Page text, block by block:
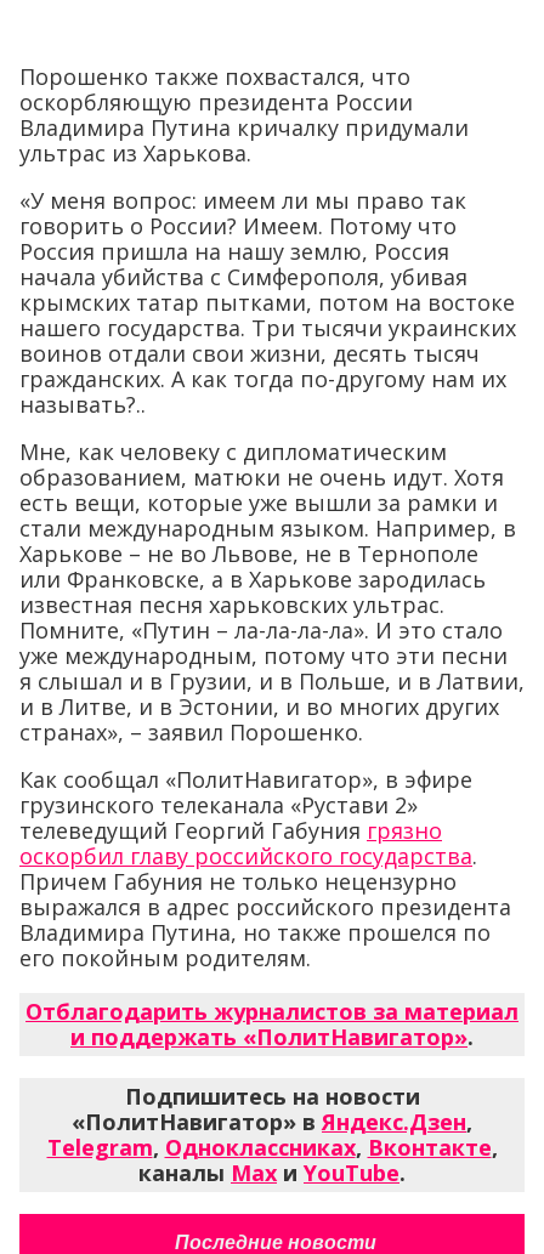
Порошенко также похвастался, что
оскорбляющую президента России
Владимира Путина кричалку придумали
ультрас из Харькова.
«У меня вопрос: имеем ли мы право так
говорить о России? Имеем. Потому что
Россия пришла на нашу землю, Россия
начала убийства с Симферополя, убивая
крымских татар пытками, потом на востоке
нашего государства. Три тысячи украинских
воинов отдали свои жизни, десять тысяч
гражданских. А как тогда по-другому нам их
называть?..
Мне, как человеку с дипломатическим
образованием, матюки не очень идут. Хотя
есть вещи, которые уже вышли за рамки и
стали международным языком. Например, в
Харькове – не во Львове, не в Тернополе
или Франковске, а в Харькове зародилась
известная песня харьковских ультрас.
Помните, «Путин – ла-ла-ла-ла». И это стало
уже международным, потому что эти песни
я слышал и в Грузии, и в Польше, и в Латвии,
и в Литве, и в Эстонии, и во многих других
странах», – заявил Порошенко.
Как сообщал «ПолитНавигатор», в эфире
грузинского телеканала «Рустави 2»
телеведущий Георгий Габуния грязно
оскорбил главу российского государства.
Причем Габуния не только нецензурно
выражался в адрес российского президента
Владимира Путина, но также прошелся по
его покойным родителям.
Отблагодарить журналистов за материал
и поддержать «ПолитНавигатор».
Подпишитесь на новости
«ПолитНавигатор» вЯндекс.Дзен,
Telegram, Одноклассниках, Вконтакте,
каналы Max и YouTube.
Последние новости